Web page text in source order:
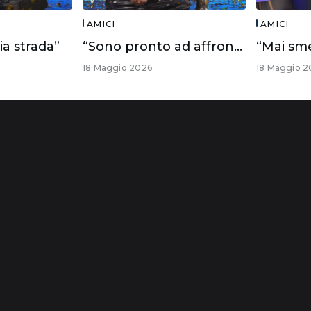
strada”
AMICI
“Sono pronto ad affrontare questo futuro”
18 Maggio 2026
AMICI
18 Maggio